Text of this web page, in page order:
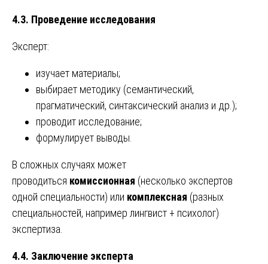
4.3. Проведение исследования
Эксперт:
изучает материалы;
выбирает методику (семантический,
прагматический, синтаксический анализ и др.);
проводит исследование;
формулирует выводы.
В сложных случаях может
проводиться комиссионная (несколько экспертов
одной специальности) или комплексная (разных
специальностей, например лингвист + психолог)
экспертиза.
4.4. Заключение эксперта